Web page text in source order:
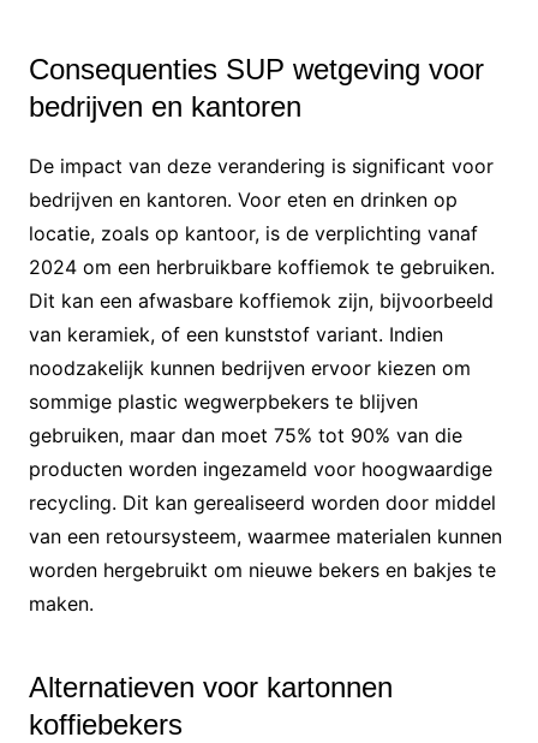
Consequenties SUP wetgeving voor
bedrijven en kantoren
De impact van deze verandering is significant voor
bedrijven en kantoren. Voor eten en drinken op
locatie, zoals op kantoor, is de verplichting vanaf
2024 om een herbruikbare koffiemok te gebruiken.
Dit kan een afwasbare koffiemok zijn, bijvoorbeeld
van keramiek, of een kunststof variant. Indien
noodzakelijk kunnen bedrijven ervoor kiezen om
sommige plastic wegwerpbekers te blijven
gebruiken, maar dan moet 75% tot 90% van die
producten worden ingezameld voor hoogwaardige
recycling. Dit kan gerealiseerd worden door middel
van een retoursysteem, waarmee materialen kunnen
worden hergebruikt om nieuwe bekers en bakjes te
maken.
Alternatieven voor kartonnen
koffiebekers